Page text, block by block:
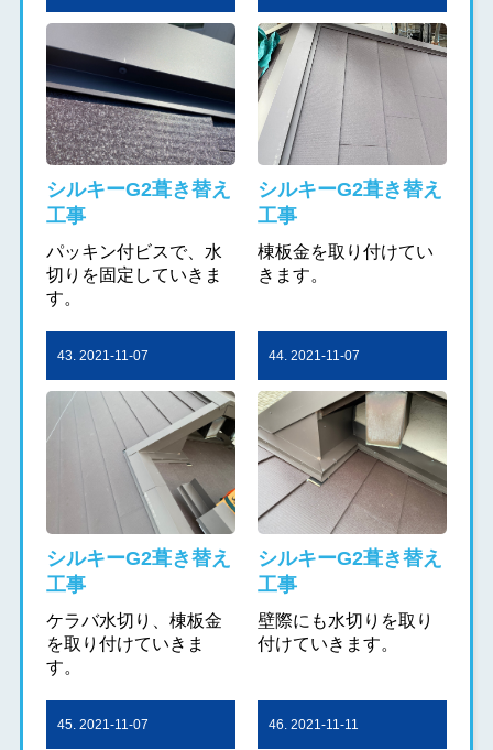
シルキーG2葺き替え
工事
パッキン付ビスで、水
切りを固定していきま
す。
シルキーG2葺き替え
工事
棟板金を取り付けてい
きます。
43. 2021-11-07
シルキーG2葺き替え
工事
ケラバ水切り、棟板金
を取り付けていきま
す。
44. 2021-11-07
シルキーG2葺き替え
工事
壁際にも水切りを取り
付けていきます。
45. 2021-11-07 46. 2021-11-11